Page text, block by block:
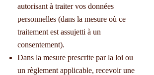
autorisant à traiter vos données
personnelles (dans la mesure où ce
traitement est assujetti à un
consentement).
Dans la mesure prescrite par la loi ou
un règlement applicable, recevoir une